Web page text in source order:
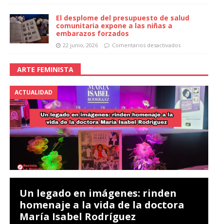
El desplome del presupuesto de salud
comunitaria expone a las niñas a
embarazos forzados
22 junio, 2026 Comentarios desactivados
ARTE FEMINISTA
ACTUALIDAD
Un legado en imágenes: rinden
homenaje a la vida de la doctora
María Isabel Rodríguez